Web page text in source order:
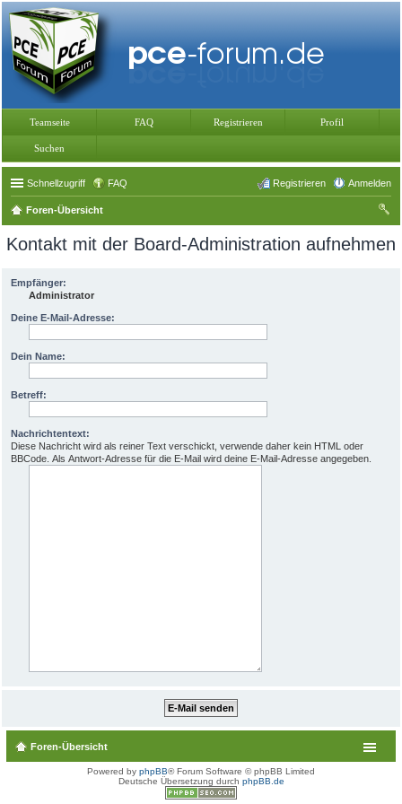
Teamseite FAQ Registrieren Profil
Suchen
Schnellzugriff FAQ Anmelden
Registrieren
Foren-Übersicht
he
Kontakt mit der Board-Administration aufnehmen
Empfänger:
Administrator
Deine E-Mail-Adresse:
Dein Name:
Betreff:
Nachrichtentext:
Diese Nachricht wird als reiner Text verschickt, verwende daher kein HTML oder
BBCode. Als Antwort-Adresse für die E-Mail wird deine E-Mail-Adresse angegeben.
Foren-Übersicht
Powered by phpBB® Forum Software © phpBB Limited
Deutsche Übersetzung durch phpBB.de